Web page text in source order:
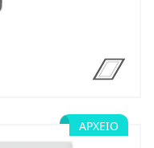
ΑΡΧΕΊΟ